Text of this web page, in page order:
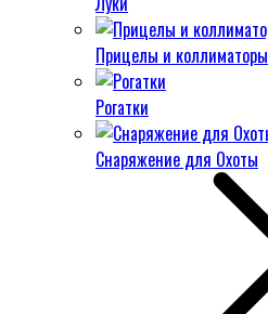
Прицелы и коллиматоры
Рогатки
Снаряжение для Охоты